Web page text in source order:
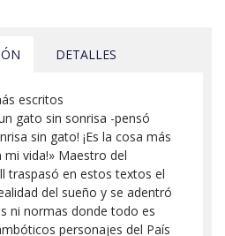
DETALLES
escritos
gato sin sonrisa -pensó
sin gato! ¡Es la cosa más
vida!» Maestro del
traspasó en estos textos el
del sueño y se adentró
ni normas donde todo es
personajes del País